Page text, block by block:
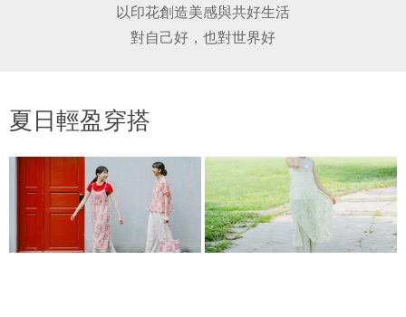
以印花創造美感與共好生活
夏日輕盈穿搭